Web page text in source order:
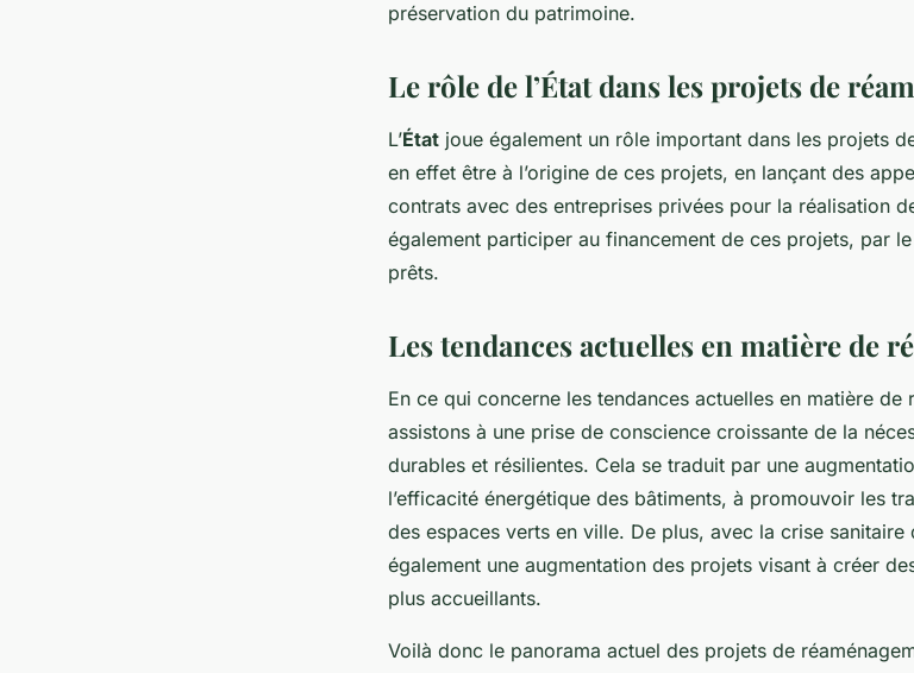
préservation du patrimoine.
Le rôle de l’État dans les projets de
L’État joue également un rôle important dans les projets
en effet être à l’origine de ces projets, en lançant des
contrats avec des entreprises privées pour la réalisation
également participer au financement de ces projets, par
prêts.
Les tendances actuelles en matière de
En ce qui concerne les tendances actuelles en matière de
assistons à une prise de conscience croissante de la
durables et résilientes. Cela se traduit par une
l’efficacité énergétique des bâtiments, à promouvoir les
des espaces verts en ville. De plus, avec la crise sanitaire
également une augmentation des projets visant à créer
plus accueillants.
Voilà donc le panorama actuel des projets de